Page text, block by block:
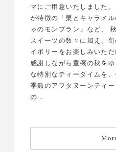
マにご用意いたしました
が特徴の「栗とキャラメ
ゃのモンブラン」など、
スイーツの数々に加え、
イボリーをお楽しみいた
感謝しながら豊穣の秋を
な特別なティータイムを
季節のアフタヌーンティ
の...